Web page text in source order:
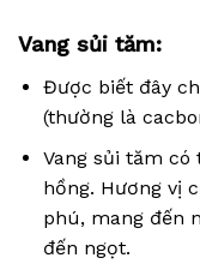
Vang sủi tăm:
Được biết đây
(thường là
Vang sủi tăm có
hồng. Hương vị
phú, mang đến
đến ngọt.